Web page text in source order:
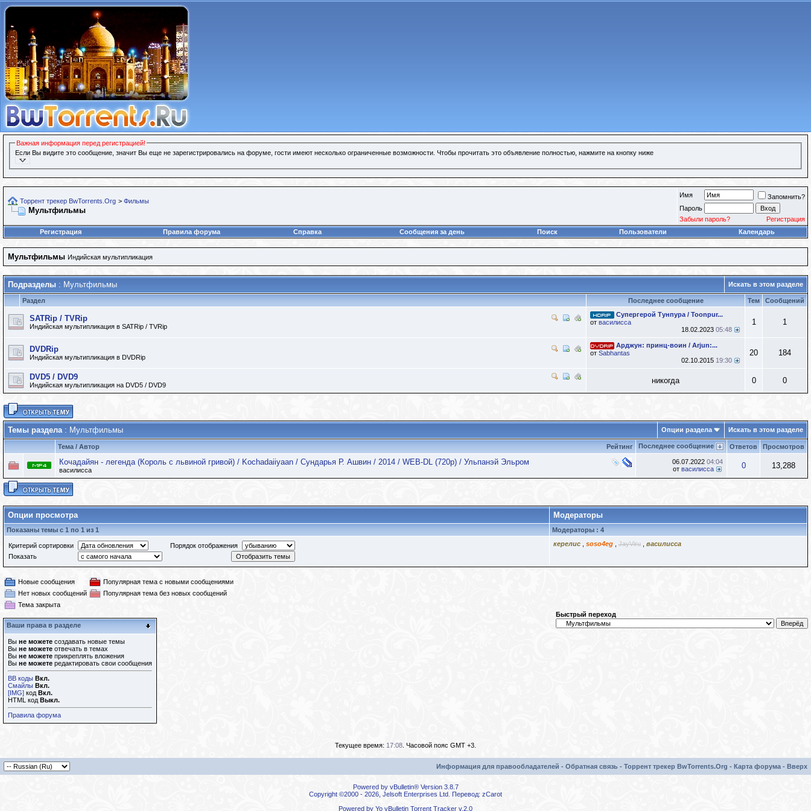
Важная информация перед регистрацией!
Если Вы видите это сообщение, значит Вы еще не зарегистрировались на форуме, гости имеют несколько ограниченные возможности. Чтобы прочитать это объявление полностью, нажмите на кнопку ниже
Торрент трекер BwTorrents.Org > Фильмы
Мультфильмы
Имя
Запомнить?
Пароль
Забыли пароль?
Регистрация
Регистрация
Правила форума Справка Сообщения за день Поиск Пользователи Календарь
Мультфильмы Индийская мультипликация
Подразделы : Мультфильмы Искать в этом разделе
Раздел Последнее сообщение Тем Сообщений
SATRip / TVRip
Индийская мультипликация в SATRip / TVRip
Супергерой Тунпура / Toonpur...
от василисса
18.02.2023 05:48
1 1
DVDRip
Индийская мультипликация в DVDRip
Арджун: принц-воин / Arjun:...
от Sabhantas
02.10.2015 19:30
20 184
DVD5 / DVD9
Индийская мультипликация на DVD5 / DVD9 никогда 0 0
Темы раздела: Мультфильмы Опции раздела Искать в этом разделе
Рейтинг
Тема / Автор Последнее сообщение Ответов Просмотров
Кочадайян - легенда (Король с львиной гривой) / Kochadaiiyaan / Сундарья Р. Ашвин / 2014 / WEB-DL (720p) / Ульпанэй Эльром
василисса
06.07.2022 04:04
от василисса 0 13,288
Опции просмотра Модераторы
Показаны темы с 1 по 1 из 1 Модераторы : 4
Критерий сортировки
Порядок отображения
Показать
керелис soso4eg JayViru василисса
Новые сообщения
Популярная тема с новыми сообщениями
Нет новых сообщений
Популярная тема без новых сообщений
Тема закрыта
Ваши права в разделе
Вы не можете создавать новые темы
Вы не можете отвечать в темах
Вы не можете прикреплять вложения
Вы не можете редактировать свои сообщения
BB коды Вкл.
Смайлы Вкл.
[IMG] код Вкл.
HTML код Выкл.
Правила форума
Быстрый переход
Текущее время: 17:08 . Часовой пояс GMT +3.
Информация для правообладателей - Обратная связь - Торрент трекер BwTorrents.Org - Карта форума - Вверх
Powered by vBulletin® Version 3.8.7
Copyright ©2000 - 2026, Jelsoft Enterprises Ltd. Перевод: zCarot
Powered by Yo vBulletin Torrent Tracker v.2.0